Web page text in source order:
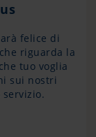
felice di
riguarda la
tuo voglia
sui nostri